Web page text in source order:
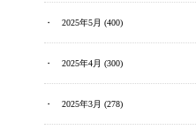
2025年5月 (400)
2025年4月 (300)
2025年3月 (278)